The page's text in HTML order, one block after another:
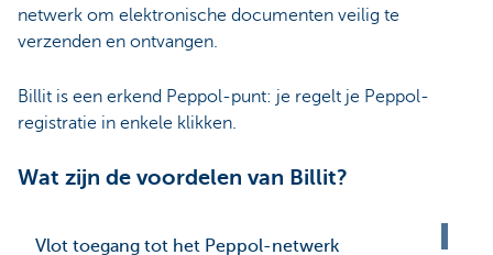
netwerk om elektronische documenten veilig te
verzenden en ontvangen.
Billit is een erkend Peppol-punt: je regelt je Peppol-
registratie in enkele klikken.
Wat zijn de voordelen van Billit?
Vlot toegang tot het Peppol-netwerk